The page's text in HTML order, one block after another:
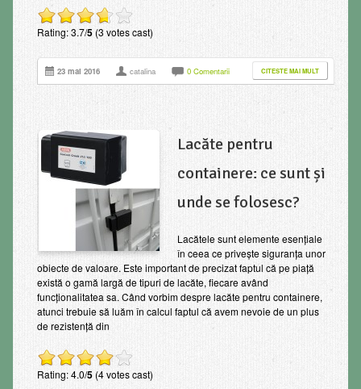
Rating: 3.7/5(3 votes cast)
23 mai 2016 catalina 0 Comentarii CITESTE MAI MULT
Lacăte pentru
containere: ce sunt și
unde se folosesc?
Lacătele sunt elemente esențiale
în ceea ce privește siguranța unor
obiecte de valoare. Este important de precizat faptul că pe piață
există o gamă largă de tipuri de lacăte, fiecare având
funcționalitatea sa. Când vorbim despre lacăte pentru containere,
atunci trebuie să luăm în calcul faptul că avem nevoie de un plus
de rezistență din
Rating: 4.0/5(4 votes cast)